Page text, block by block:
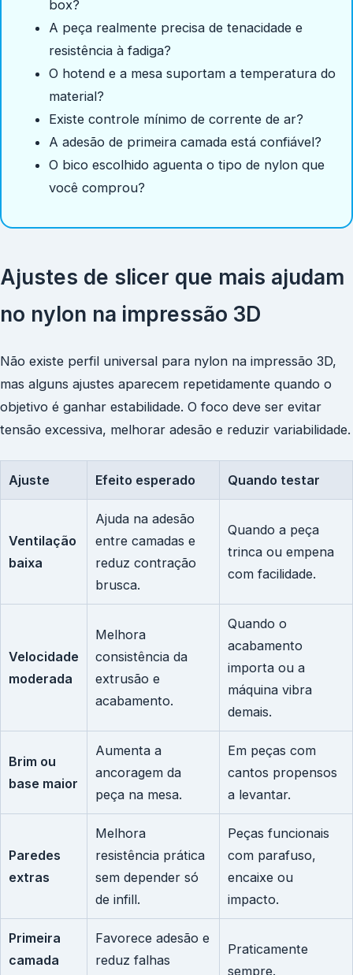
box?
A peça realmente precisa de tenacidade e
resistência à fadiga?
O hotend e a mesa suportam a temperatura do
material?
Existe controle mínimo de corrente de ar?
A adesão de primeira camada está confiável?
O bico escolhido aguenta o tipo de nylon que
você comprou?
Ajustes de slicer que mais ajudam
no nylon na impressão 3D
Não existe perfil universal para nylon na impressão 3D,
mas alguns ajustes aparecem repetidamente quando o
objetivo é ganhar estabilidade. O foco deve ser evitar
tensão excessiva, melhorar adesão e reduzir variabilidade.
Ajuste Efeito esperado Quando testar
Ventilação
baixa
Ajuda na adesão
entre camadas e
reduz contração
brusca.
Quando a peça
trinca ou empena
com facilidade.
Velocidade
moderada
Melhora
consistência da
extrusão e
acabamento.
Quando o
acabamento
importa ou a
máquina vibra
demais.
Brim ou
base maior
Aumenta a
ancoragem da
peça na mesa.
Em peças com
cantos propensos
a levantar.
Paredes
extras
Melhora
resistência prática
sem depender só
de infill.
Peças funcionais
com parafuso,
encaixe ou
impacto.
Primeira
camada
Favorece adesão e
reduz falhas
Praticamente
sempre.